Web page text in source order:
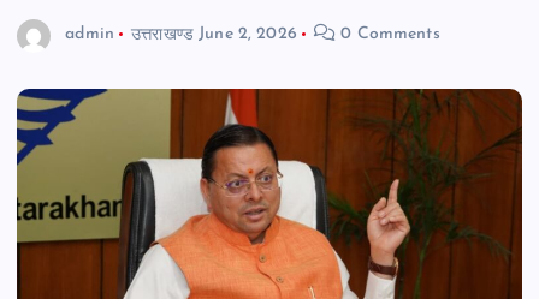
admin उत्तराखण्ड June 2, 2026 0 Comments